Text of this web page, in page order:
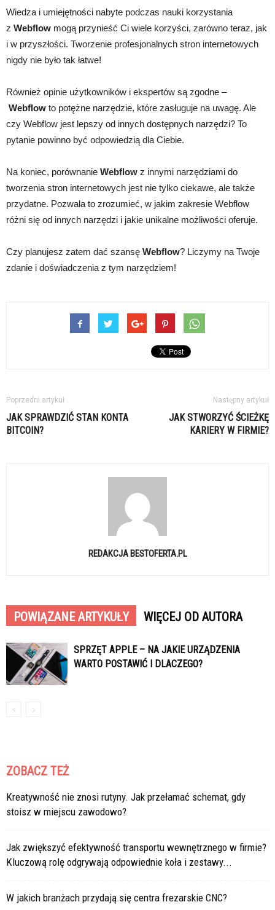
Wiedza i umiejętności nabyte podczas nauki korzystania
z Webflow mogą przynieść Ci wiele korzyści, zarówno teraz, jak
i w przyszłości. Tworzenie profesjonalnych stron internetowych
nigdy nie było tak łatwe!
Również opinie użytkowników i ekspertów są zgodne –
Webflow to potężne narzędzie, które zasługuje na uwagę. Ale
czy Webflow jest lepszy od innych dostępnych narzędzi? To
pytanie powinno być odpowiedzią dla Ciebie.
Na koniec, porównanie Webflow z innymi narzędziami do
tworzenia stron internetowych jest nie tylko ciekawe, ale także
przydatne. Pozwala to zrozumieć, w jakim zakresie Webflow
różni się od innych narzędzi i jakie unikalne możliwości oferuje.
Czy planujesz zatem dać szansę Webflow? Liczymy na Twoje
zdanie i doświadczenia z tym narzędziem!
Poprzedni artykuł
JAK SPRAWDZIĆ STAN KONTA
BITCOIN?
Następny artykuł
JAK STWORZYĆ ŚCIEŻKĘ
KARIERY W FIRMIE?
REDAKCJA BESTOFERTA.PL
POWIĄZANE ARTYKUŁY WIĘCEJ OD AUTORA
SPRZĘT APPLE – NA JAKIE URZĄDZENIA
WARTO POSTAWIĆ I DLACZEGO?
ZOBACZ TEŻ
Kreatywność nie znosi rutyny. Jak przełamać schemat, gdy
stoisz w miejscu zawodowo?
Jak zwiększyć efektywność transportu wewnętrznego w firmie?
Kluczową rolę odgrywają odpowiednie koła i zestawy...
W jakich branżach przydają się centra frezarskie CNC?